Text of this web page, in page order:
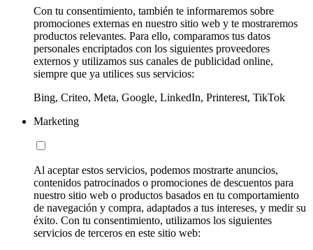
Con tu consentimiento, también te informaremos sobre
promociones externas en nuestro sitio web y te mostraremos
productos relevantes. Para ello, comparamos tus datos
personales encriptados con los siguientes proveedores
externos y utilizamos sus canales de publicidad online,
siempre que ya utilices sus servicios:
Bing, Criteo, Meta, Google, LinkedIn, Printerest, TikTok
Marketing
Al aceptar estos servicios, podemos mostrarte anuncios,
contenidos patrocinados o promociones de descuentos para
nuestro sitio web o productos basados en tu comportamiento
de navegación y compra, adaptados a tus intereses, y medir su
éxito. Con tu consentimiento, utilizamos los siguientes
servicios de terceros en este sitio web: